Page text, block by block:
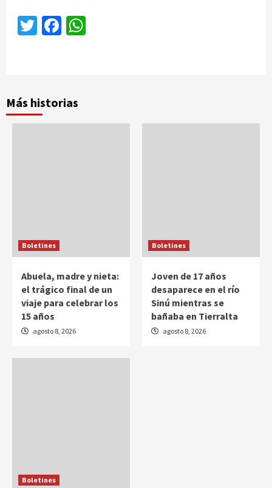
TwitterFacebook
Más historias
Boletines
Abuela, madre y nieta:
el trágico final de un
viaje para celebrar los
15 años
agosto 8, 2026
Boletines
Joven de 17 años
desaparece en el río
Sinú mientras se
bañaba en Tierralta
agosto 8, 2026
Boletines